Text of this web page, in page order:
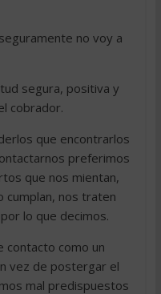
no voy a
segura, positiva y
cobrador.
que encontrarlos
preferimos
que nos mientan,
cumplan, nos traten
lo que decimos.
contacto como un
vez de postergar el
mal predispuestos